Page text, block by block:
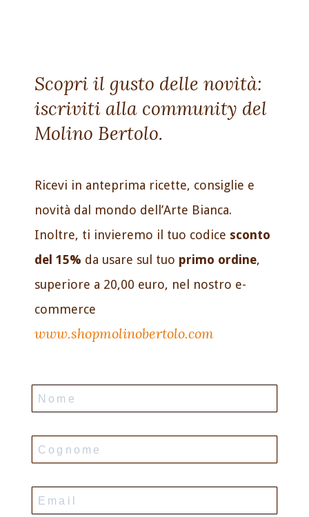
Scopri il gusto delle novità:
iscriviti alla community del
Molino Bertolo.
Ricevi in anteprima ricette, consiglie e
novità dal mondo dell’Arte Bianca.
Inoltre, ti invieremo il tuo codice sconto
del 15% da usare sul tuo primo ordine,
superiore a 20,00 euro, nel nostro e-
commerce
www.shopmolinobertolo.com